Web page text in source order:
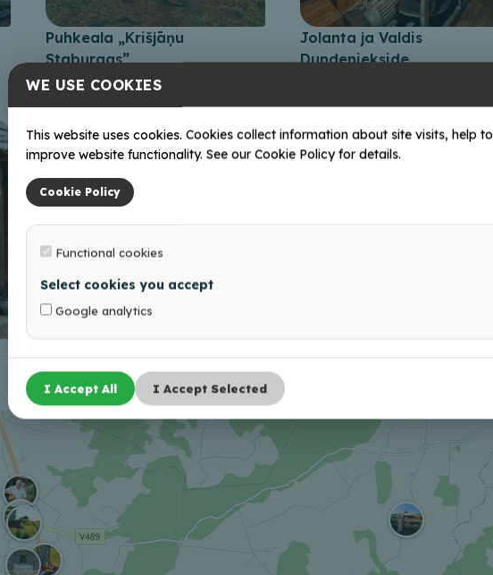
Puhkeala „Krišjāņu
Staburags”
Jolanta ja Valdis
Dundeniekside
WE USE COOKIES
This website uses cookies. Cookies collect information about site visits, help to
improve website functionality. See our Cookie Policy for details.
Cookie Policy
Functional cookies
Select cookies you accept
Google analytics
I Accept All I Accept Selected